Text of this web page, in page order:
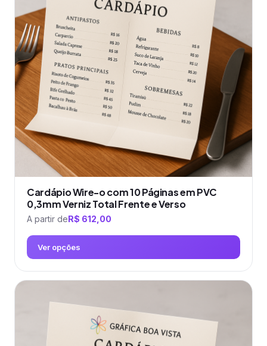
As
opções
podem
ser
escolhidas
na
página
do
produto
Cardápio Wire-o com 10 Páginas em PVC
0,3mm Verniz Total Frente e Verso
A partir deR$ 612,00
Ver opções
Este
produto